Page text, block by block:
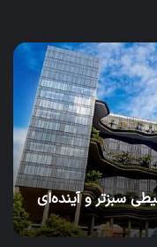
نو به مدیریت منابع